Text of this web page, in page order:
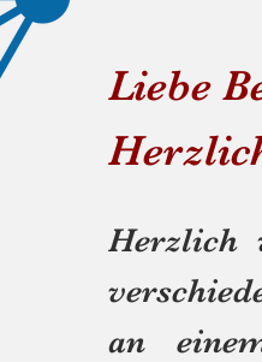
Liebe
Herzlich
an